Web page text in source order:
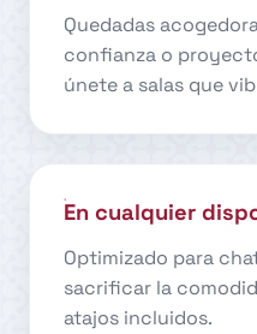
Quedadas
confianza o
únete a salas que
En cualquier
Optimizado para
sacrificar la
atajos incluidos.